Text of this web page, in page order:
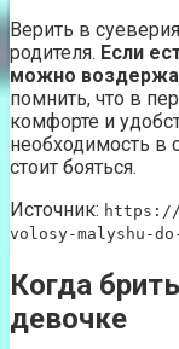
Верить в
родителя. Если
можно
помнить, что в
комфорте и
необходимость в
стоит бояться.
Источник: https://
volosy-malyshu-
Когда
девочке